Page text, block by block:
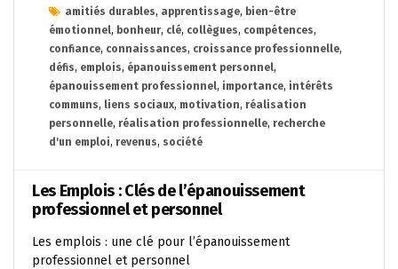
amitiés durables, apprentissage, bien-être
émotionnel, bonheur, clé, collègues, compétences,
confiance, connaissances, croissance professionnelle,
défis, emplois, épanouissement personnel,
épanouissement professionnel, importance, intérêts
communs, liens sociaux, motivation, réalisation
personnelle, réalisation professionnelle, recherche
d'un emploi, revenus, société
Les Emplois : Clés de l’épanouissement
professionnel et personnel
Les emplois : une clé pour l’épanouissement
professionnel et personnel